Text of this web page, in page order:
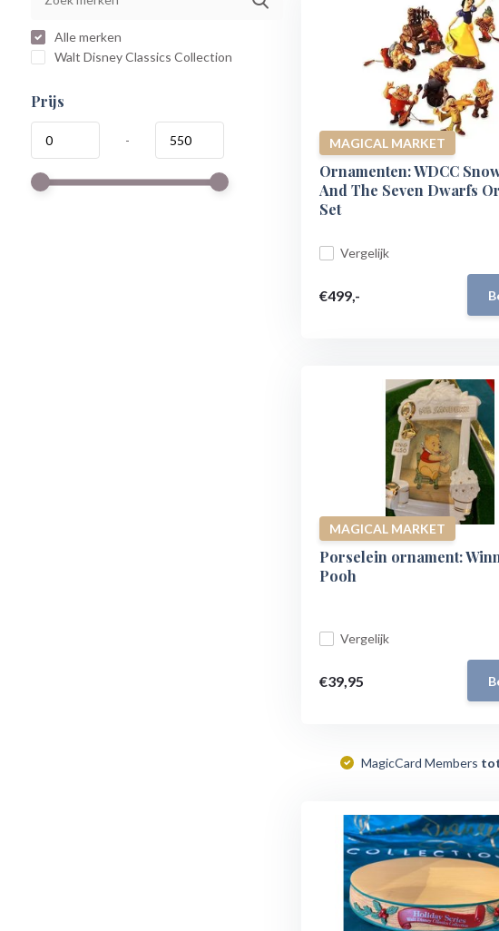
Alle merken
Walt Disney Classics Collection
Prijs
- MAGICAL MARKET
Ornamenten: WDCC
And The Seven Dwarfs
Set
Vergelijk
€499,-
MAGICAL MARKET
Porselein ornament:
Pooh
Vergelijk
€39,95
MagicCard Members